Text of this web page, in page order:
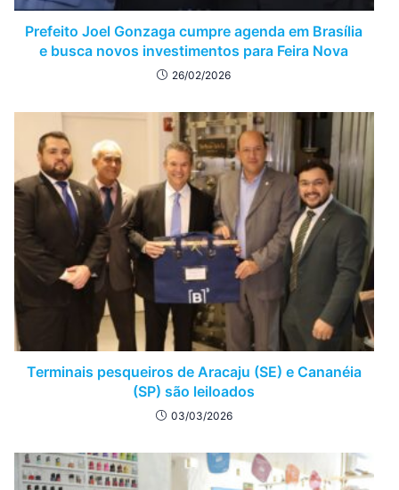
Prefeito Joel Gonzaga cumpre agenda em Brasília
e busca novos investimentos para Feira Nova
26/02/2026
Terminais pesqueiros de Aracaju (SE) e Cananéia
(SP) são leiloados
03/03/2026